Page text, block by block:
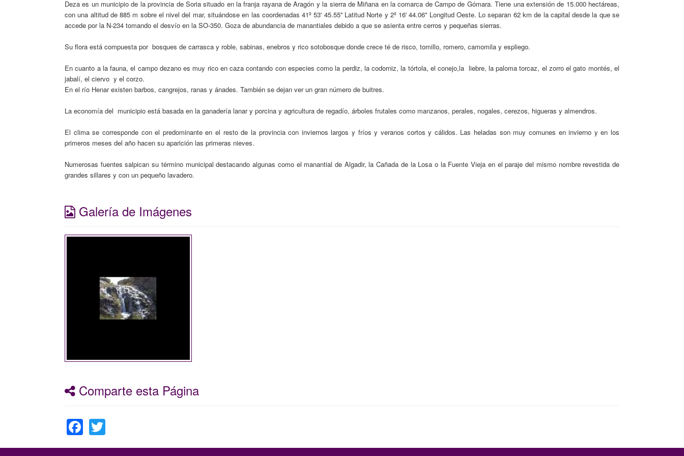
Deza es un municipio de la provincia de Soria situado en la franja rayana de Aragón y la sierra de Miñana en la comarca de Campo de Gómara. Tiene una extensión de 15.000 hectáreas,
con una altitud de 885 m sobre el nivel del mar, situándose en las coordenadas 41º 53' 45.55'' Latitud Norte y 2º 16' 44.06'' Longitud Oeste. Lo separan 62 km de la capital desde la que se
accede por la N-234 tomando el desvío en la SO-350. Goza de abundancia de manantiales debido a que se asienta entre cerros y pequeñas sierras.
Su flora está compuesta por bosques de carrasca y roble, sabinas, enebros y rico sotobosque donde crece té de risco, tomillo, romero, camomila y espliego.
En cuanto a la fauna, el campo dezano es muy rico en caza contando con especies como la perdiz, la codorniz, la tórtola, el conejo,la liebre, la paloma torcaz, el zorro el gato montés, el
jabalí, el ciervo y el corzo.
En el río Henar existen barbos, cangrejos, ranas y ánades. También se dejan ver un gran número de buitres.
La economía del municipio está basada en la ganadería lanar y porcina y agricultura de regadío, árboles frutales como manzanos, perales, nogales, cerezos, higueras y almendros.
El clima se corresponde con el predominante en el resto de la provincia con inviernos largos y fríos y veranos cortos y cálidos. Las heladas son muy comunes en invierno y en los
primeros meses del año hacen su aparición las primeras nieves.
Numerosas fuentes salpican su término municipal destacando algunas como el manantial de Algadir, la Cañada de la Losa o la Fuente Vieja en el paraje del mismo nombre revestida de
grandes sillares y con un pequeño lavadero.
Galería de Imágenes
Comparte esta Página
Facebook